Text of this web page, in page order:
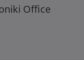
Office